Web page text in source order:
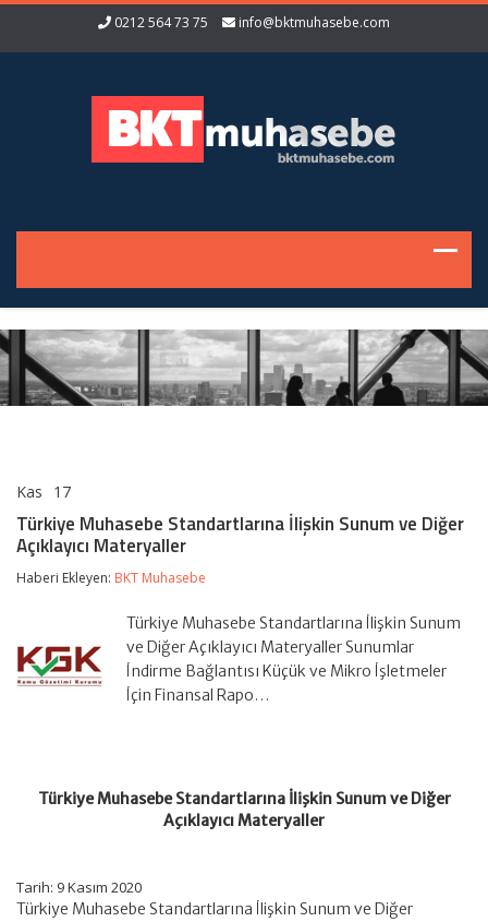
0212 564 73 75 info@bktmuhasebe.com
Kas 17
Standartlarına
İlişkin
ve
Açıklayıcı
Materyaller
için
Türkiye Muhasebe Standartlarına İlişkin Sunum ve Diğer
Açıklayıcı Materyaller
Haberi Ekleyen: BKT Muhasebe
Türkiye Muhasebe Standartlarına İlişkin Sunum
ve Diğer Açıklayıcı Materyaller Sunumlar
İndirme Bağlantısı Küçük ve Mikro İşletmeler
İçin Finansal Rapo…
Türkiye Muhasebe Standartlarına İlişkin Sunum ve Diğer
Açıklayıcı Materyaller
Tarih: 9 Kasım 2020
Türkiye Muhasebe Standartlarına İlişkin Sunum ve Diğer